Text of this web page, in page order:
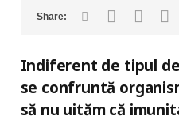
Indiferent de tipul
se confruntă
să nu uităm că